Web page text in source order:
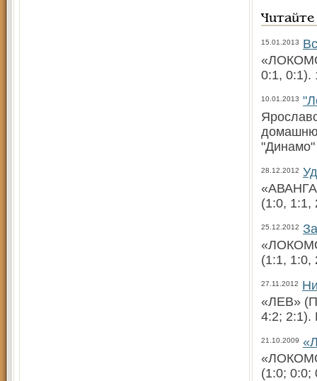
15.01.2013
0:1, 0:1).
10.01.2013
"Динамо"
28.12.2012
(1:0, 1:1,
25.12.2012
(1:1, 1:0,
27.11.2012
«ЛЕВ»
4:2; 2:1).
21.10.2009
(1:0; 0:0;